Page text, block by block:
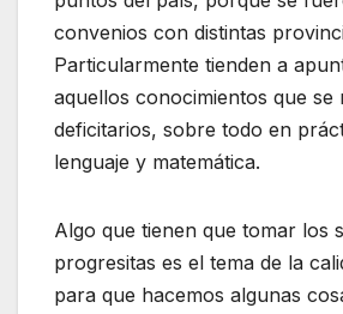
convenios con distintas
Particularmente tienden a
aquellos conocimientos que se
deficitarios, sobre todo en
lenguaje y matemática.
Algo que tienen que tomar los
progresitas es el tema de la
para que hacemos algunas